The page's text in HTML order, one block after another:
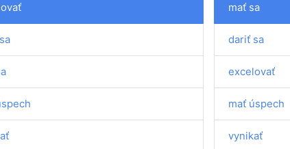
mať sa
dariť sa
excelovať
mať úspech
vynikať